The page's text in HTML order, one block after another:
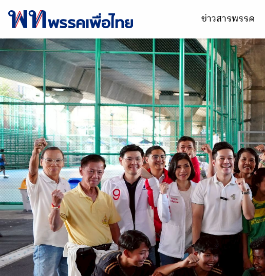
ข่าวสารพรรค